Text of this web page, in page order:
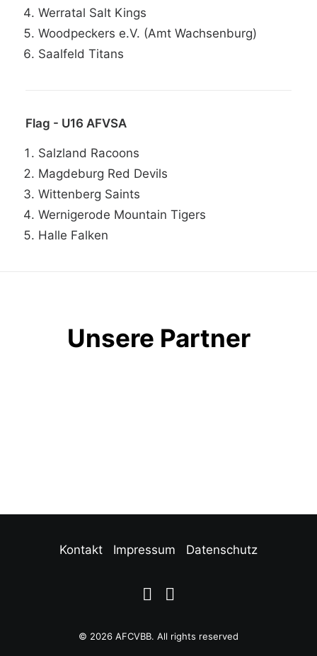
Werratal Salt Kings
Woodpeckers e.V. (Amt Wachsenburg)
Saalfeld Titans
Flag - U16 AFVSA
Salzland Racoons
Magdeburg Red Devils
Wittenberg Saints
Wernigerode Mountain Tigers
Halle Falken
Unsere Partner
Kontakt Impressum Datenschutz
© 2026 AFCVBB. All rights reserved